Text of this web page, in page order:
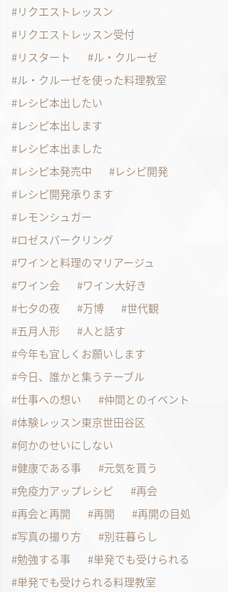
リクエストレッスン
リクエストレッスン受付
リスタート
ル・クルーゼ
ル・クルーゼを使った料理教室
レシピ本出したい
レシピ本出します
レシピ本出ました
レシピ本発売中
レシピ開発
レシピ開発承ります
レモンシュガー
ロゼスパークリング
ワインと料理のマリアージュ
ワイン会
ワイン大好き
七夕の夜
万博
世代観
五月人形
人と話す
今年も宜しくお願いします
今日、誰かと集うテーブル
仕事への想い
仲間とのイベント
体験レッスン東京世田谷区
何かのせいにしない
健康である事
元気を貰う
免疫力アップレシピ
再会
再会と再開
再開
再開の目処
写真の撮り方
別荘暮らし
勉強する事
単発でも受けられる
単発でも受けられる料理教室